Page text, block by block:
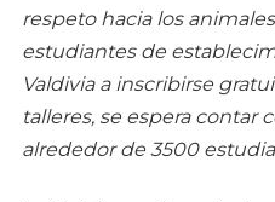
respeto hacia los
estudiantes de
Valdivia a inscribirse
talleres, se espera contar
alrededor de 3500